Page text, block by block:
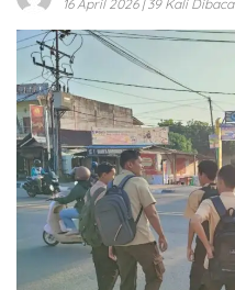
16 April 2026| 39 Kali Dibaca